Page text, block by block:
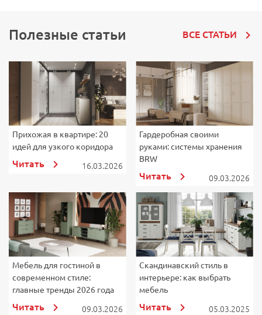
Полезные статьи ВСЕ СТАТЬИ
Прихожая в квартире: 20
идей для узкого коридора
Читать 16.03.2026
Гардеробная своими
руками: системы хранения
BRW
Читать 09.03.2026
Мебель для гостиной в
современном стиле:
главные тренды 2026 года
Читать 09.03.2026
Скандинавский стиль в
интерьере: как выбрать
мебель
Читать 05.03.2025